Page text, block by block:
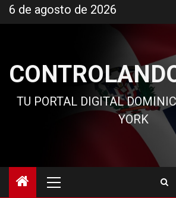
al
6 de agosto de 2026
TU PORTAL DIGITAL
YORK
principal